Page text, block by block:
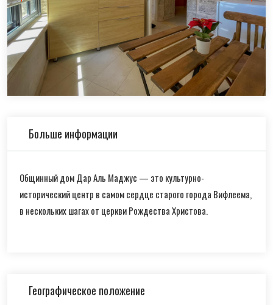
Больше информации
Общинный дом Дар Аль Маджус — это культурно-
исторический центр в самом сердце старого города Вифлеема,
в нескольких шагах от церкви Рождества Христова.
Географическое положение